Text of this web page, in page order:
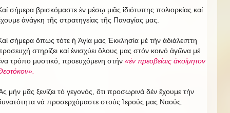
σήμερα βρισκόμαστε ἐν μέσῳ μιᾶς ἰδιότυπης πολιορκίας καί
ἀνάγκη τῆς στρατηγείας τῆς Παναγίας μας.
σήμερα ὅπως τότε ἡ Ἁγία μας Ἐκκλησία μέ τήν ἀδιάλειπτη
στηρίζει καί ἐνισχύει ὅλους μας στόν κοινό ἀγῶνα μέ
τρόπο μυστικό, προευχόμενη στήν «ἐν πρεσβείαις ἀκοίμητον
μήν μᾶς ξενίζει τό γεγονός, ὅτι προσωρινά δέν ἔχουμε τήν
νά προσερχόμαστε στούς Ἱερούς μας Ναούς.